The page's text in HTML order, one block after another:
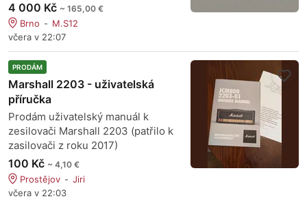
4 000 Kč ~ 165,00 €
Brno
M.S12
včera v 22:07
PRODÁM
Marshall 2203 - uživatelská
příručka
Prodám uživatelský manuál k
zesilovači Marshall 2203 (patřilo k
zasilovači z roku 2017)
100 Kč ~ 4,10 €
Prostějov
Jiri
včera v 22:03